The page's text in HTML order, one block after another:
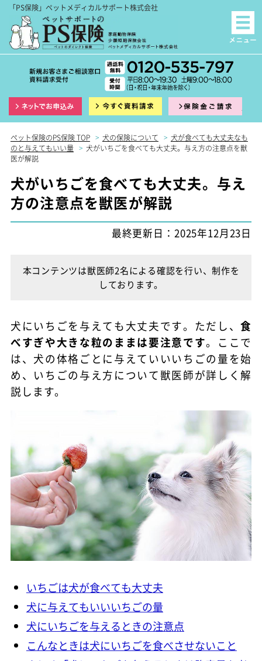
「PS保険」ペットメディカルサポート株式会社
インターネット申込 資料請求
ペット保険のPS保険 TOP > 犬の保険について > 犬が食べても大丈夫なも
のと与えてもいい量 > 犬がいちごを食べても大丈夫。与え方の注意点を獣
医が解説
犬がいちごを食べても大丈夫。与え
方の注意点を獣医が解説
最終更新日：2025年12月23日
本コンテンツは獣医師2名による確認を行い、制作を
しております。
犬にいちごを与えても大丈夫です。ただし、食
べすぎや大きな粒のままは要注意です。ここで
は、犬の体格ごとに与えていいいちごの量を始
め、いちごの与え方について獣医師が詳しく解
説します。
いちごは犬が食べても大丈夫
犬に与えてもいいいちごの量
犬にいちごを与えるときの注意点
こんなときは犬にいちごを食べさせないこと